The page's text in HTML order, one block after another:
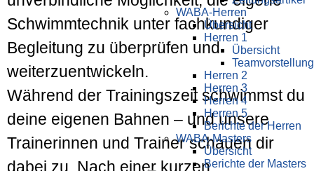
WABA-Herren
Übersicht
Herren 1
Übersicht
Teamvorstellung
Herren 2
Herren 3
Herren 4
Herren 5
Berichte der Herren
WABA-Masters
Übersicht
Berichte der Masters
Schwimmtechnik unter fachkundiger
Begleitung zu überprüfen und
weiterzuentwickeln.
Während der Trainingszeit schwimmst du
deine eigenen Bahnen – und unsere
Trainerinnen und Trainer schauen dir
dabei zu. Nach einer kurzen